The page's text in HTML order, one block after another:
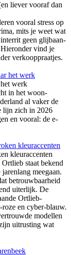
liever vooraf dan
vooral stress op
mits je weet wat
geen glijbaan-
vind je
verkooppraatjes.
werk
in het woon-
al vaker de
lijn zich in 2026
en vooral: de e-
kleuraccenten
staat bekend
meegaan.
betrouwbaarheid
uiterlijk. De
Ortlieb-
en cyber-blauw.
modellen
uitrusting wat